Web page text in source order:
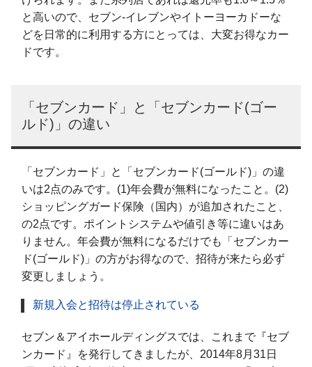
と高いので、セブン-イレブンやイトーヨーカドーな
どを日常的に利用する方にとっては、大変お得なカー
ドです。
「セブンカード」と「セブンカード(ゴー
ルド)」の違い
「セブンカード」と「セブンカード(ゴールド)」の違
いは2点のみです。(1)年会費が無料になったこと。(2)
ショッピングガード保険（国内）が追加されたこと、
の2点です。ポイントシステムや値引き等に違いはあ
りません。年会費が無料になるだけでも「セブンカー
ド(ゴールド)」の方がお得なので、招待が来たら必ず
変更しましょう。
新規入会と招待は停止されている
セブン＆アイホールディングスでは、これまで『セブ
ンカード』を発行してきましたが、2014年8月31日